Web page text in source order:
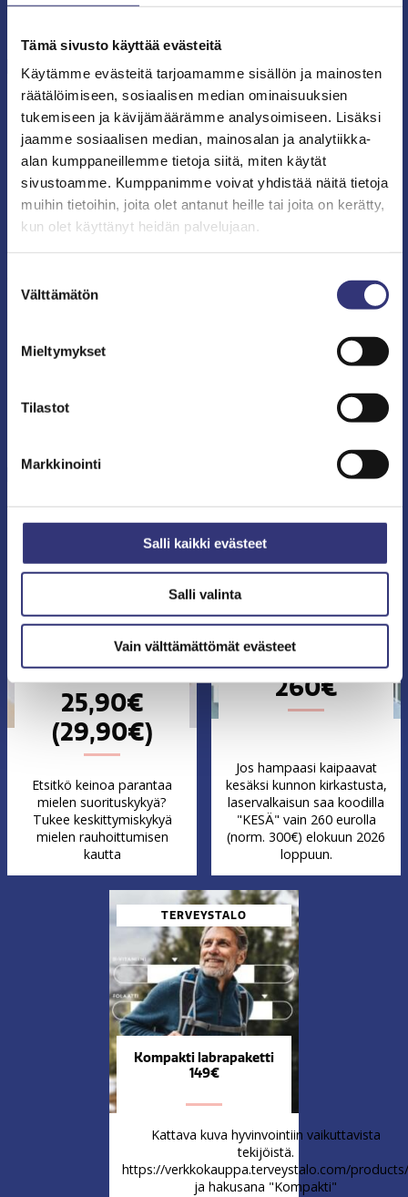
Tämä sivusto käyttää evästeitä
Käytämme evästeitä tarjoamamme sisällön ja mainosten
räätälöimiseen, sosiaalisen median ominaisuuksien
tukemiseen ja kävijämäärämme analysoimiseen. Lisäksi
jaamme sosiaalisen median, mainosalan ja analytiikka-
alan kumppaneillemme tietoja siitä, miten käytät
sivustoamme. Kumppanimme voivat yhdistää näitä tietoja
muihin tietoihin, joita olet antanut heille tai joita on kerätty,
kun olet käyttänyt heidän palvelujaan.
valinta
Välttämätön
Mieltymykset
Tilastot
Markkinointi
Salli kaikki evästeet
Salli valinta
Vain välttämättömät evästeet
samaan tuotteeseen.
BIOPRO TERVEYSKAUPPA
30tbl
24,90€
Tukee maksan ja sapen
BIOPRO TERVEYSKAUPPA
Magnesium 120kaps
16,95€
korkealaatuista
magnesiumin muotoa
tasapainoisena
yhdistelmänä.
BIOPRO TERVEYSKAUPPA
Natura Media Melissa
Zenzera™ 60kaps
25,90€
(29,90€)
Etsitkö keinoa parantaa
mielen suorituskykyä?
Tukee keskittymiskykyä
mielen rauhoittumisen
kautta
TEMPODENT
Hampaiden laservalkaisu
260€
Jos hampaasi kaipaavat
kesäksi kunnon kirkastusta,
laservalkaisun saa koodilla
"KESÄ" vain 260 eurolla
(norm. 300€) elokuun 2026
loppuun.
TERVEYSTALO
Kompakti labrapaketti
149€
Kattava kuva hyvinvointiin vaikuttavista
tekijöistä.
https://verkkokauppa.terveystalo.com/
ja hakusana "Kompakti"